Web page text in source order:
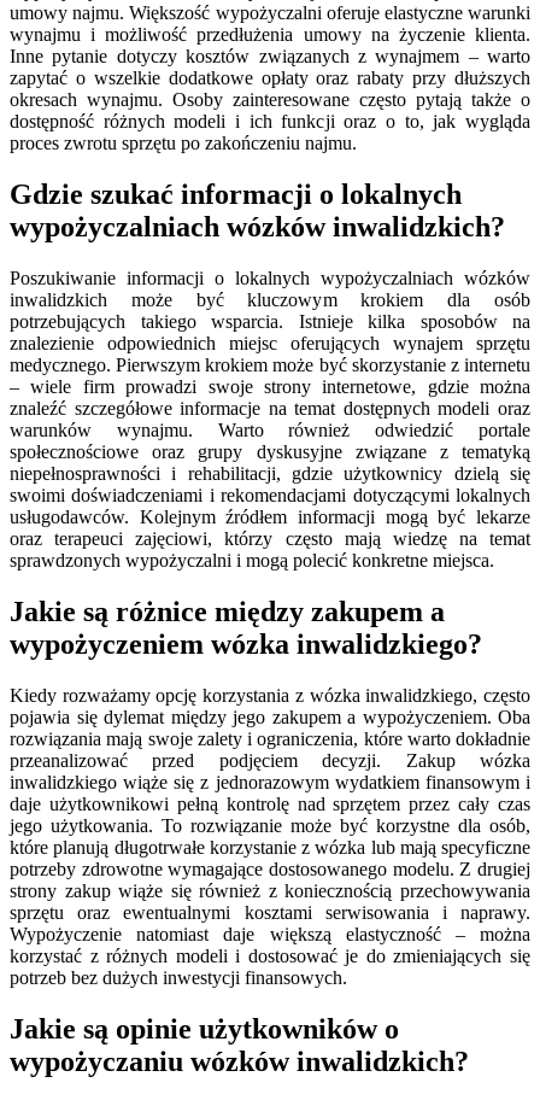
umowy najmu. Większość wypożyczalni oferuje elastyczne warunki
wynajmu i możliwość przedłużenia umowy na życzenie klienta.
Inne pytanie dotyczy kosztów związanych z wynajmem – warto
zapytać o wszelkie dodatkowe opłaty oraz rabaty przy dłuższych
okresach wynajmu. Osoby zainteresowane często pytają także o
dostępność różnych modeli i ich funkcji oraz o to, jak wygląda
proces zwrotu sprzętu po zakończeniu najmu.
Gdzie szukać informacji o lokalnych
wypożyczalniach wózków inwalidzkich?
Poszukiwanie informacji o lokalnych wypożyczalniach wózków
inwalidzkich może być kluczowym krokiem dla osób
potrzebujących takiego wsparcia. Istnieje kilka sposobów na
znalezienie odpowiednich miejsc oferujących wynajem sprzętu
medycznego. Pierwszym krokiem może być skorzystanie z internetu
– wiele firm prowadzi swoje strony internetowe, gdzie można
znaleźć szczegółowe informacje na temat dostępnych modeli oraz
warunków wynajmu. Warto również odwiedzić portale
społecznościowe oraz grupy dyskusyjne związane z tematyką
niepełnosprawności i rehabilitacji, gdzie użytkownicy dzielą się
swoimi doświadczeniami i rekomendacjami dotyczącymi lokalnych
usługodawców. Kolejnym źródłem informacji mogą być lekarze
oraz terapeuci zajęciowi, którzy często mają wiedzę na temat
sprawdzonych wypożyczalni i mogą polecić konkretne miejsca.
Jakie są różnice między zakupem a
wypożyczeniem wózka inwalidzkiego?
Kiedy rozważamy opcję korzystania z wózka inwalidzkiego, często
pojawia się dylemat między jego zakupem a wypożyczeniem. Oba
rozwiązania mają swoje zalety i ograniczenia, które warto dokładnie
przeanalizować przed podjęciem decyzji. Zakup wózka
inwalidzkiego wiąże się z jednorazowym wydatkiem finansowym i
daje użytkownikowi pełną kontrolę nad sprzętem przez cały czas
jego użytkowania. To rozwiązanie może być korzystne dla osób,
które planują długotrwałe korzystanie z wózka lub mają specyficzne
potrzeby zdrowotne wymagające dostosowanego modelu. Z drugiej
strony zakup wiąże się również z koniecznością przechowywania
sprzętu oraz ewentualnymi kosztami serwisowania i naprawy.
Wypożyczenie natomiast daje większą elastyczność – można
korzystać z różnych modeli i dostosować je do zmieniających się
potrzeb bez dużych inwestycji finansowych.
Jakie są opinie użytkowników o
wypożyczaniu wózków inwalidzkich?